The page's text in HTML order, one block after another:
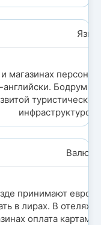
Язык
магазинах персонал
Бодрум —
туристической
инфраструктурой.
Валюта
принимают евро и
в лирах. В отелях и
оплата картами.